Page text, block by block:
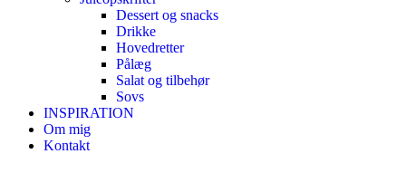
Dessert og snacks
Drikke
Hovedretter
Pålæg
Salat og tilbehør
Sovs
INSPIRATION
Om mig
Kontakt